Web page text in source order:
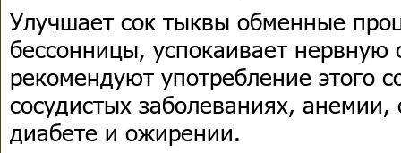
Улучшает сок тыквы обменные
бессонницы, успокаивает нервную
рекомендуют употребление этого
сосудистых заболеваниях, анемии,
диабете и ожирении.